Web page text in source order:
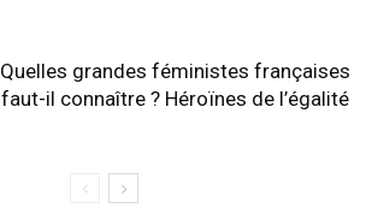
Quelles grandes féministes françaises
faut-il connaître ? Héroïnes de l’égalité